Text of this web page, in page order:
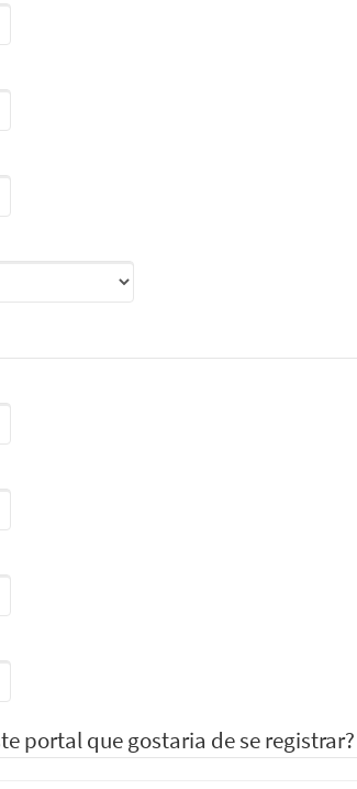
portal que gostaria de se registrar?